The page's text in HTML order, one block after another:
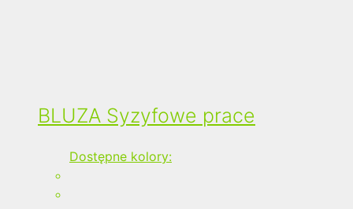
BLUZA Syzyfowe prace
Dostępne kolory: